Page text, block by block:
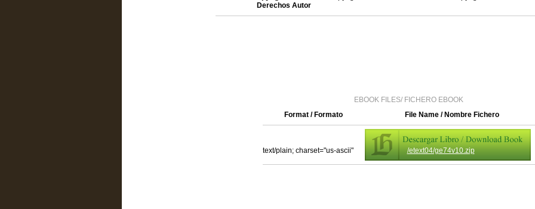
Derechos Autor
EBOOK FILES/ FICHERO EBOOK
Format / Formato
File Name / Nombre Fichero
text/plain; charset="us-ascii" /etext04/ge74v10.zip